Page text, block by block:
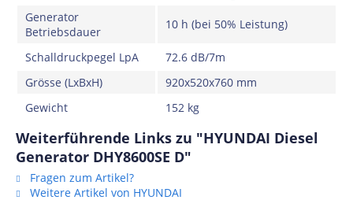
Generator
Betriebsdauer
10 h (bei 50% Leistung)
Schalldruckpegel LpA
72.6 dB/7m
Grösse (LxBxH)
920x520x760 mm
Gewicht
152 kg
Weiterführende Links zu "HYUNDAI Diesel
Generator DHY8600SE D"
Fragen zum Artikel?
Weitere Artikel von HYUNDAI